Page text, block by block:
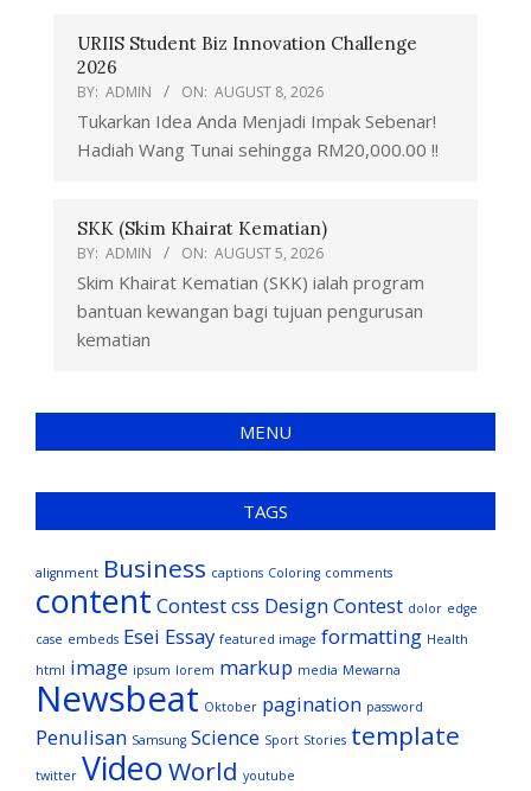
URIIS Student Biz Innovation Challenge
2026
BY: ADMIN ON: AUGUST 8, 2026
Tukarkan Idea Anda Menjadi Impak Sebenar!
Hadiah Wang Tunai sehingga RM20,000.00 !!
SKK (Skim Khairat Kematian)
BY: ADMIN ON: AUGUST 5, 2026
Skim Khairat Kematian (SKK) ialah program
bantuan kewangan bagi tujuan pengurusan
kematian
MENU
TAGS
alignment Business captions Coloring comments
content Contestcss Design Contest dolor edge
case embeds Esei Essay featured image formatting Health
html image ipsum lorem markup media Mewarna
Newsbeat Oktober pagination password
Penulisan Samsung Science Sport Stories template
twitter VideoWorld youtube